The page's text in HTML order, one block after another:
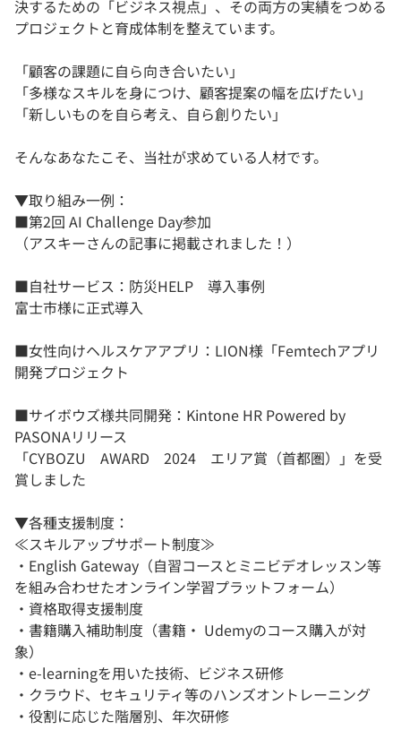
決するための「ビジネス視点」、その両方の実績をつめる
プロジェクトと育成体制を整えています。
「顧客の課題に自ら向き合いたい」
「多様なスキルを身につけ、顧客提案の幅を広げたい」
「新しいものを自ら考え、自ら創りたい」
そんなあなたこそ、当社が求めている人材です。
▼取り組み一例：
■第2回 AI Challenge Day参加
（アスキーさんの記事に掲載されました！）
■自社サービス：防災HELP 導入事例
富士市様に正式導入
■女性向けヘルスケアアプリ：LION様「Femtechアプリ
開発プロジェクト
■サイボウズ様共同開発：Kintone HR Powered by
PASONAリリース
「CYBOZU AWARD 2024 エリア賞（首都圏）」を受
賞しました
▼各種支援制度：
≪スキルアップサポート制度≫
・English Gateway（自習コースとミニビデオレッスン等
を組み合わせたオンライン学習プラットフォーム）
・資格取得支援制度
・書籍購入補助制度（書籍・ Udemyのコース購入が対
象）
・e-learningを用いた技術、ビジネス研修
・クラウド、セキュリティ等のハンズオントレーニング
・役割に応じた階層別、年次研修